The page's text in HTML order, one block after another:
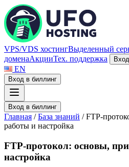
VPS/VDS хостингВыделенный
доменаАкцииТех. поддержка Вход
EN
Вход в биллинг
Вход в биллинг
Главная / База знаний / FTP-
работы и настройка
FTP-протокол: основы,
настройка